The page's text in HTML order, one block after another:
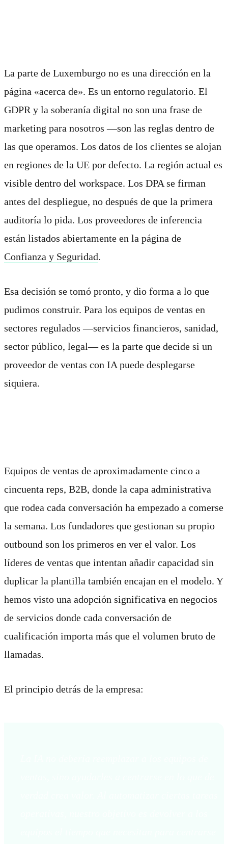
La parte de Luxemburgo no es una dirección en la
página «acerca de». Es un entorno regulatorio. El
GDPR y la soberanía digital no son una frase de
marketing para nosotros —son las reglas dentro de
las que operamos. Los datos de los clientes se alojan
en regiones de la UE por defecto. La región actual es
visible dentro del workspace. Los DPA se firman
antes del despliegue, no después de que la primera
auditoría lo pida. Los proveedores de inferencia
están listados abiertamente en la página de
Confianza y Seguridad.
Esa decisión se tomó pronto, y dio forma a lo que
pudimos construir. Para los equipos de ventas en
sectores regulados —servicios financieros, sanidad,
sector público, legal— es la parte que decide si un
proveedor de ventas con IA puede desplegarse
siquiera.
Equipos de ventas de aproximadamente cinco a
cincuenta reps, B2B, donde la capa administrativa
que rodea cada conversación ha empezado a comerse
la semana. Los fundadores que gestionan su propio
outbound son los primeros en ver el valor. Los
líderes de ventas que intentan añadir capacidad sin
duplicar la plantilla también encajan en el modelo. Y
hemos visto una adopción significativa en negocios
de servicios donde cada conversación de
cualificación importa más que el volumen bruto de
llamadas.
El principio detrás de la empresa: